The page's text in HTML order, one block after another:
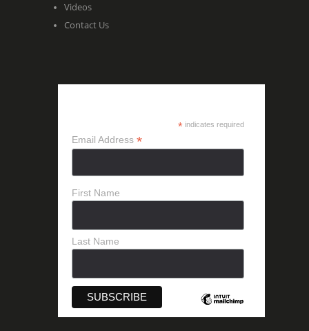
Videos
Contact Us
*indicates required
Email Address *
First Name
Last Name